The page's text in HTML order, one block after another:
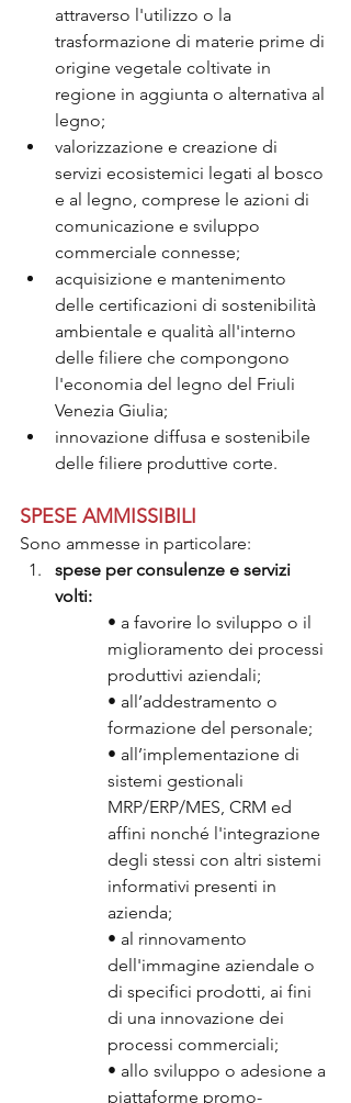
attraverso l'utilizzo o la
trasformazione di materie prime di
origine vegetale coltivate in
regione in aggiunta o alternativa al
legno;
valorizzazione e creazione di
servizi ecosistemici legati al bosco
e al legno, comprese le azioni di
comunicazione e sviluppo
commerciale connesse;
acquisizione e mantenimento
delle certificazioni di sostenibilità
ambientale e qualità all'interno
delle filiere che compongono
l'economia del legno del Friuli
Venezia Giulia;
innovazione diffusa e sostenibile
delle filiere produttive corte.
SPESE AMMISSIBILI
Sono ammesse in particolare:
spese per consulenze e servizi
volti:
• a favorire lo sviluppo o il
miglioramento dei processi
produttivi aziendali;
• all’addestramento o
formazione del personale;
• all’implementazione di
sistemi gestionali
MRP/ERP/MES, CRM ed
affini nonché l'integrazione
degli stessi con altri sistemi
informativi presenti in
azienda;
• al rinnovamento
dell'immagine aziendale o
di specifici prodotti, ai fini
di una innovazione dei
processi commerciali;
• allo sviluppo o adesione a
piattaforme promo-